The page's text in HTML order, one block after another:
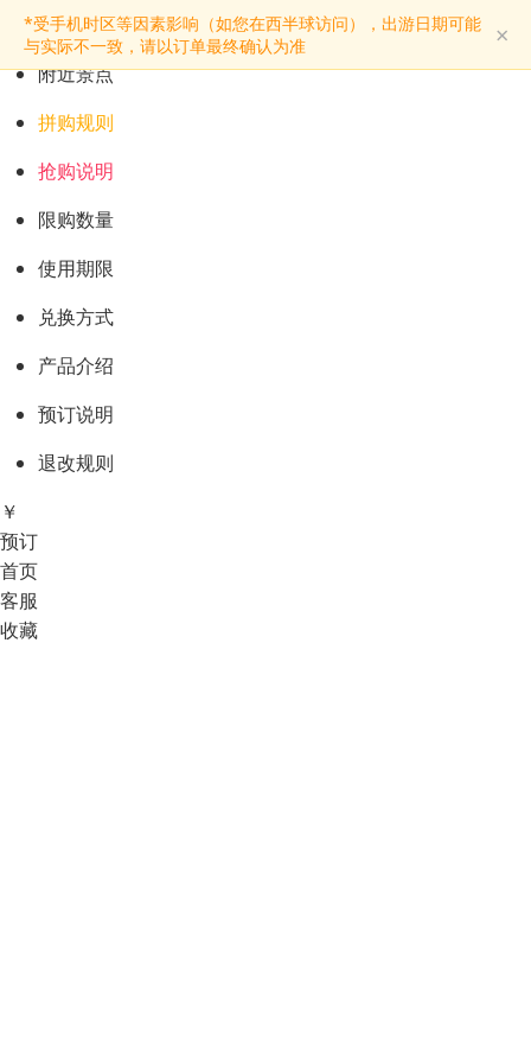
*受手机时区等因素影响（如您在西半球访问），出游日期可能
与实际不一致，请以订单最终确认为准
×
预订购票
景点介绍
附近景点
拼购规则
抢购说明
限购数量
使用期限
兑换方式
产品介绍
预订说明
退改规则
￥
预订
首页
客服
收藏